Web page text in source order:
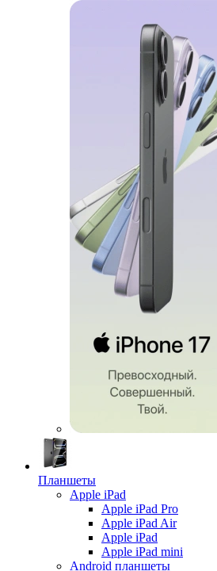
Планшеты
Apple iPad
Apple iPad Pro
Apple iPad Air
Apple iPad
Apple iPad mini
Android планшеты